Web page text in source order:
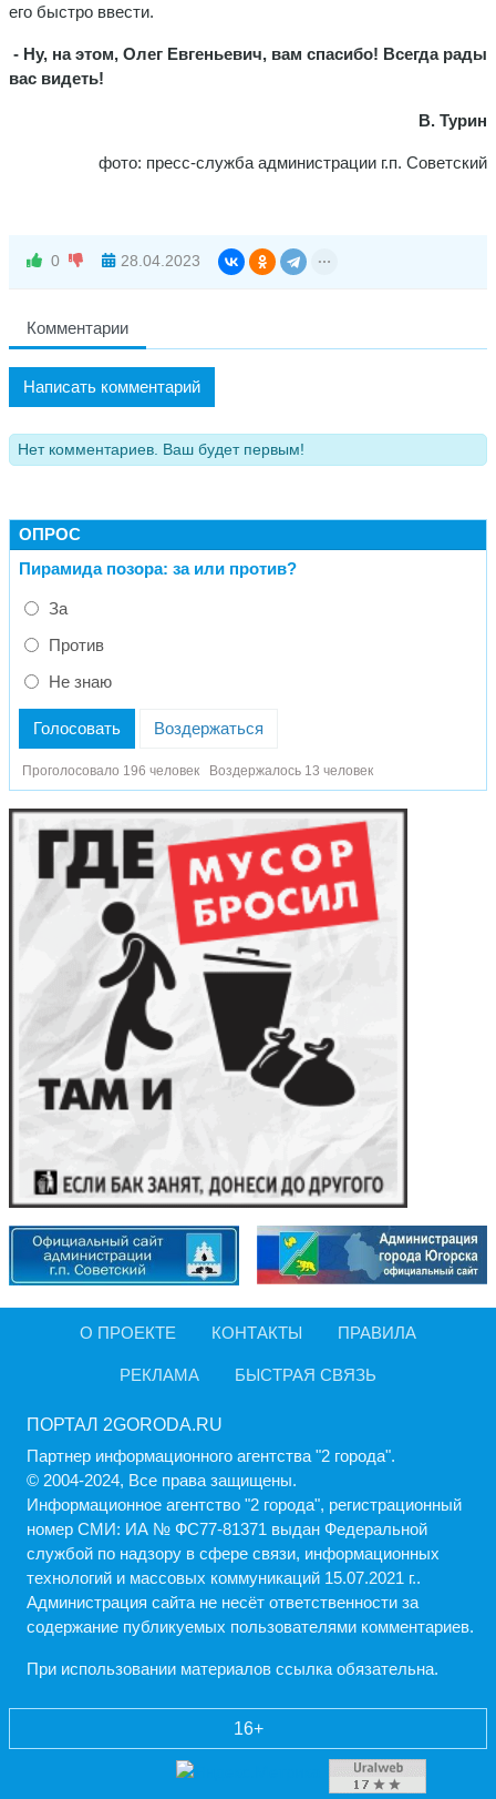
его быстро ввести.
- Ну, на этом, Олег Евгеньевич, вам спасибо! Всегда рады
вас видеть!
В. Турин
фото: пресс-служба администрации г.п. Советский
0 28.04.2023
Комментарии
Написать комментарий
Нет комментариев. Ваш будет первым!
ОПРОС
Пирамида позора: за или против?
За
Против
Не знаю
Голосовать Воздержаться
Проголосовало 196 человек Воздержалось 13 человек
О ПРОЕКТЕ КОНТАКТЫ ПРАВИЛА
РЕКЛАМА БЫСТРАЯ СВЯЗЬ
ПОРТАЛ 2GORODA.RU
Партнер информационного агентства "2 города".
© 2004-2024, Все права защищены.
Информационное агентство "2 города", регистрационный
номер СМИ: ИА № ФС77-81371 выдан Федеральной
службой по надзору в сфере связи, информационных
технологий и массовых коммуникаций 15.07.2021 г..
Администрация cайта не несёт ответственности за
содержание публикуемых пользователями комментариев.
При использовании материалов ссылка обязательна.
16+